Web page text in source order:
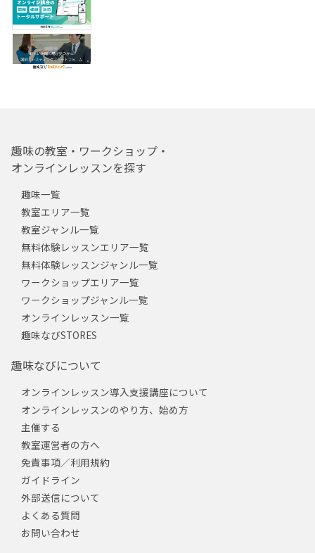
趣味の教室・ワークショップ・
オンラインレッスンを探す
趣味一覧
教室エリア一覧
教室ジャンル一覧
無料体験レッスンエリア一覧
無料体験レッスンジャンル一覧
ワークショップエリア一覧
ワークショップジャンル一覧
オンラインレッスン一覧
趣味なびSTORES
趣味なびについて
オンラインレッスン導入支援講座について
オンラインレッスンのやり方、始め方
主催する
教室運営者の方へ
免責事項／利用規約
ガイドライン
外部送信について
よくある質問
お問い合わせ